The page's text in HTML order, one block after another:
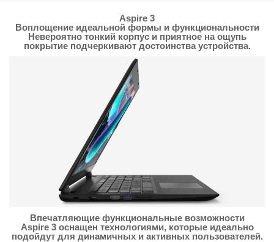
Aspire 3
Воплощение идеальной формы и функциональности
Невероятно тонкий корпус и приятное на ощупь
покрытие подчеркивают достоинства устройства.
Впечатляющие функциональные возможности
Aspire 3 оснащен технологиями, которые идеально
подойдут для динамичных и активных пользователей.